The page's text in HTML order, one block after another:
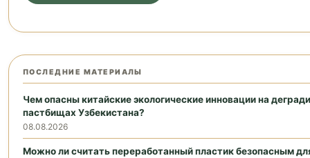
ПОСЛЕДНИЕ МАТЕРИАЛЫ
Чем опасны китайские экологические инновации на
пастбищах Узбекистана?
08.08.2026
Можно ли считать переработанный пластик безопасным